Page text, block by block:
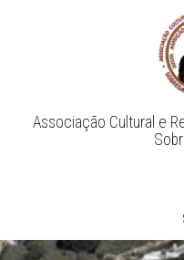
Associação Cultural e